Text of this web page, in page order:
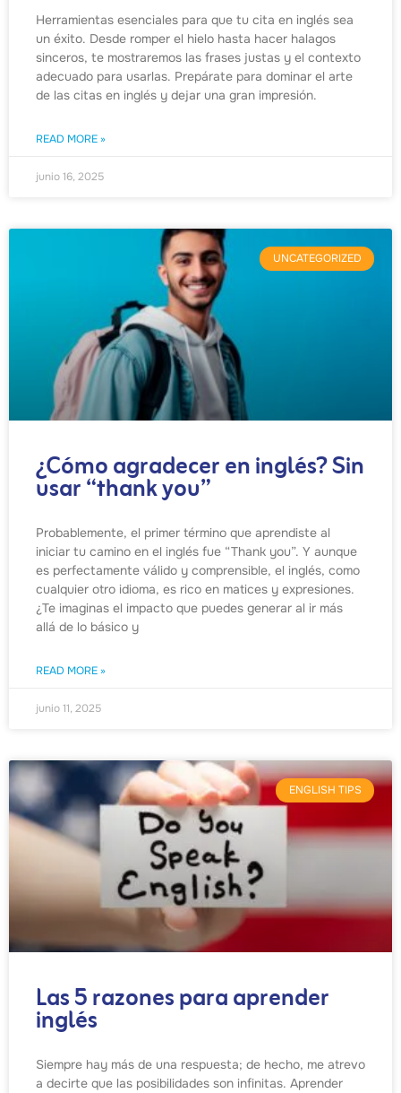
Herramientas esenciales para que tu cita en inglés sea
un éxito. Desde romper el hielo hasta hacer halagos
sinceros, te mostraremos las frases justas y el contexto
adecuado para usarlas. Prepárate para dominar el arte
de las citas en inglés y dejar una gran impresión.
READ MORE »
junio 16, 2025
UNCATEGORIZED
¿Cómo agradecer en inglés? Sin
usar “thank you”
Probablemente, el primer término que aprendiste al
iniciar tu camino en el inglés fue “Thank you”. Y aunque
es perfectamente válido y comprensible, el inglés, como
cualquier otro idioma, es rico en matices y expresiones.
¿Te imaginas el impacto que puedes generar al ir más
allá de lo básico y
READ MORE »
junio 11, 2025
ENGLISH TIPS
Las 5 razones para aprender
inglés
Siempre hay más de una respuesta; de hecho, me atrevo
a decirte que las posibilidades son infinitas. Aprender